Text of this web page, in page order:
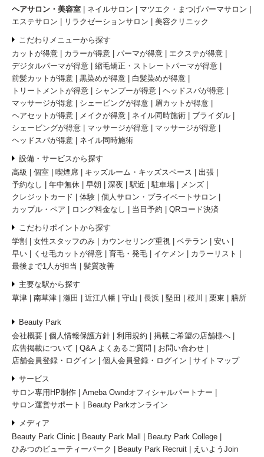
ヘアサロン・美容室
ネイルサロン
マツエク・まつげパーマサロン
エステサロン
リラクゼーションサロン 美容クリニック
こだわりメニューから探す
カットが得意
カラーが得意 パーマが得意
エクステが得意
デジタルパーマが得意
縮毛矯正・ストレートパーマが得意
前髪カットが得意
黒染めが得意
白髪染めが得意
トリートメントが得意
シャンプーが得意
ヘッドスパが得意
マッサージが得意
シェービングが得意
眉カットが得意
ヘアセットが得意
メイクが得意 ネイル同時施術
ブライダル
シェービングが得意
マッサージが得意
マッサージが得意
ヘッドスパが得意
ネイル同時施術
設備・サービスから探す
高級
個室 喫煙席 キッズルーム・キッズスペース
出張
予約なし
年中無休 早朝 深夜 駅近 駐車場
メンズ
クレジットカード
体験
個人サロン・プライベートサロン
カップル・ペア
ロング料金なし 当日予約 QRコード決済
こだわりポイントから探す
学割
女性スタッフのみ カウンセリング重視 ベテラン
安い
早い
くせ毛カットが得意 育毛・発毛 イケメン
カラーリスト
最後まで1人が担当
髪質改善
主要な駅から探す
草津
南草津 瀬田 近江八幡 守山 長浜 堅田 桜川 栗東 膳所
Beauty Park
会社概要
個人情報保護方針 利用規約
掲載ご希望の店舗様へ
広告掲載について
Q&A よくあるご質問
お問い合わせ
店舗会員登録・ログイン
個人会員登録・ログイン サイトマップ
サービス
サロン専用HP制作
Ameba Owndオフィシャルパートナー
サロン運営サポート
Beauty Parkオンライン
メディア
Beauty Park Clinic
Beauty Park Mall
Beauty Park College
ひみつのビューティーパーク
Beauty Park Recruit えいようJoin